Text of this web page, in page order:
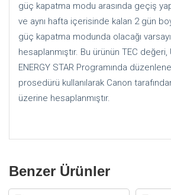
güç kapatma modu arasında geçiş
ve aynı hafta içerisinde kalan 2 gün
güç kapatma modunda olacağı
hesaplanmıştır. Bu ürünün TEC değeri,
ENERGY STAR Programında
prosedürü kullanılarak Canon
üzerine hesaplanmıştır.
Benzer Ürünler